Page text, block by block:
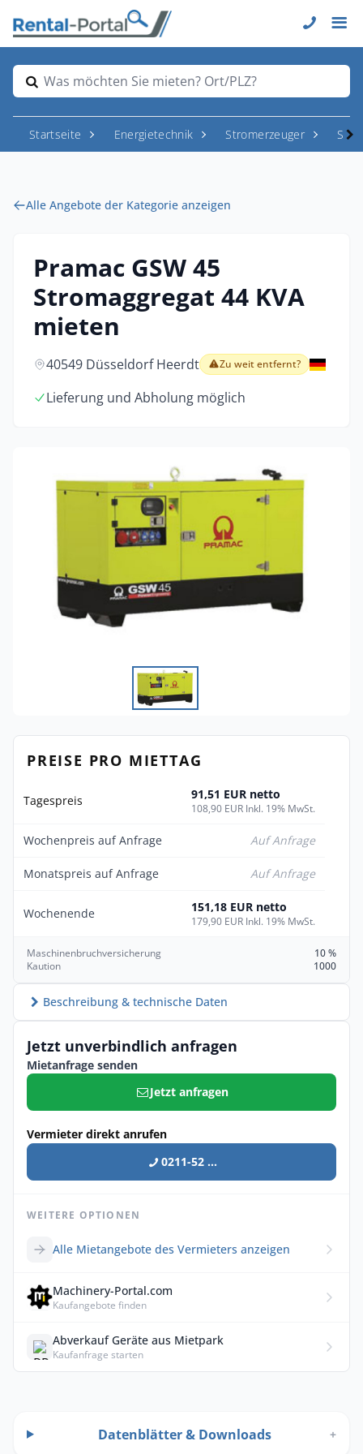
Was möchten Sie mieten? Ort/PLZ?
Startseite Energietechnik Stromerzeuger
Alle Angebote der Kategorie anzeigen
Pramac GSW 45
Stromaggregat 44 KVA
mieten
40549 Düsseldorf Heerdt Zu weit entfernt?
Lieferung und Abholung möglich
PREISE PRO MIETTAG
Tagespreis 91,51 EUR netto
108,90 EUR Inkl. 19% MwSt.
Wochenpreis auf Anfrage Auf Anfrage
Monatspreis auf Anfrage Auf Anfrage
Wochenende 151,18 EUR netto
179,90 EUR Inkl. 19% MwSt.
Maschinenbruchversicherung
10 %
Kaution
1000
Beschreibung & technische Daten
Jetzt unverbindlich anfragen
Mietanfrage senden
Jetzt anfragen
Vermieter direkt anrufen
0211-52 ...
WEITERE OPTIONEN
Alle Mietangebote des Vermieters anzeigen
Machinery-Portal.com
Kaufangebote finden
Abverkauf Geräte aus Mietpark
Kaufanfrage starten
Datenblätter & Downloads +